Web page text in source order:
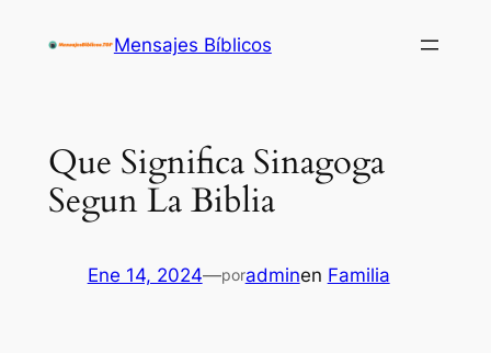
Mensajes Bíblicos
Que Significa Sinagoga
Segun La Biblia
Ene 14, 2024—poradminen Familia